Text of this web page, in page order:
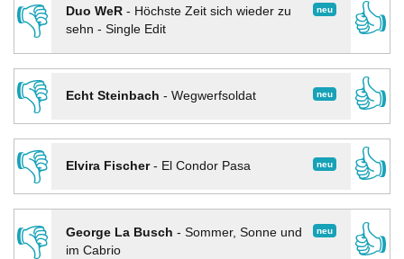
👎
neu
Duo WeR- Höchste Zeit sich wieder zu
sehn - Single Edit
👍
👎
neu
Echt Steinbach - Wegwerfsoldat
👍
👎
neu
Elvira Fischer- El Condor Pasa
👍
👎
neu
George La Busch - Sommer, Sonne und
im Cabrio
👍